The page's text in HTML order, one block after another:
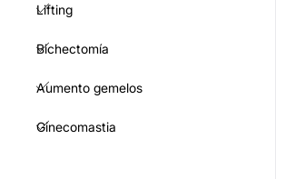
Lifting
Bichectomía
Aumento gemelos
Ginecomastia